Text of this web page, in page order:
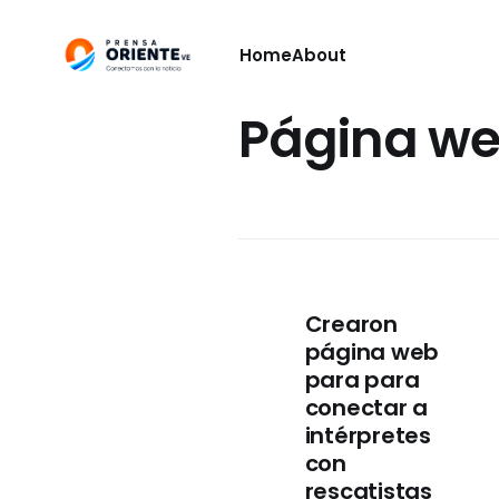
HomeAbout
Página
Crearon
página web
para para
conectar a
intérpretes
con
rescatistas